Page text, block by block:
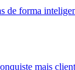
de forma
mais